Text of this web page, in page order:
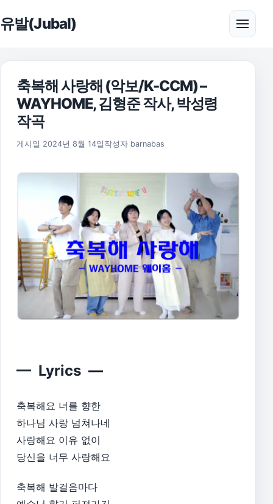
유발(Jubal) 메뉴
축복해 사랑해 (악보/K-CCM) –
WAYHOME, 김형준 작사, 박성령
작곡
게시일 2024년 8월 14일 2025년 11월 17일
작성자 barnabas
— Lyrics —
축복해요 너를 향한
하나님 사랑 넘쳐나네
사랑해요 이유 없이
당신을 너무 사랑해요
축복해 발걸음마다